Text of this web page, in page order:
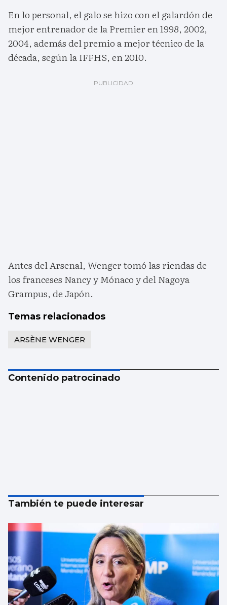
En lo personal, el galo se hizo con el galardón de
mejor entrenador de la Premier en 1998, 2002,
2004, además del premio a mejor técnico de la
década, según la IFFHS, en 2010.
Antes del Arsenal, Wenger tomó las riendas de
los franceses Nancy y Mónaco y del Nagoya
Grampus, de Japón.
Temas relacionados
ARSÈNE WENGER
Contenido patrocinado
También te puede interesar